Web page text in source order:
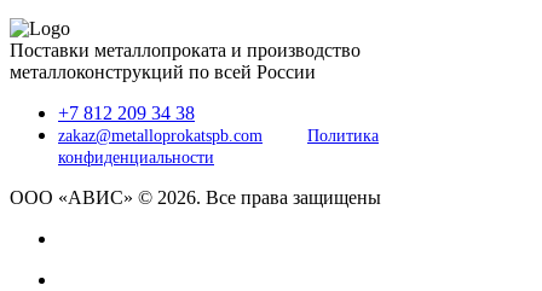
Поставки металлопроката и производство
металлоконструкций по всей России
+7 812 209 34 38
zakaz@metalloprokatspb.com
Политика
конфиденциальности
ООО «АВИС» © 2026. Все права защищены